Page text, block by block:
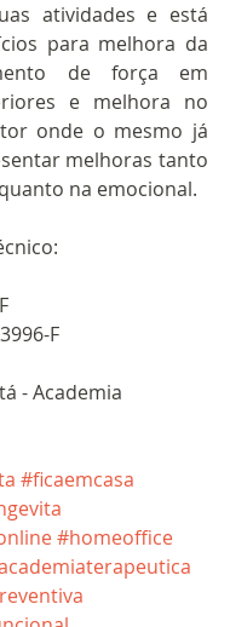
atividades e está
para melhora da
de força em
e melhora no
onde o mesmo já
melhoras tanto
na emocional.
F
- Academia
#ficaemcasa
#homeoffice